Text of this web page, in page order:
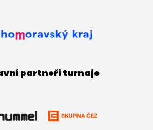
partneři turnaje